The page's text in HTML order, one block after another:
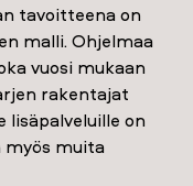
tavoitteena on
malli. Ohjelmaa
vuosi mukaan
rakentajat
lisäpalveluille on
myös muita